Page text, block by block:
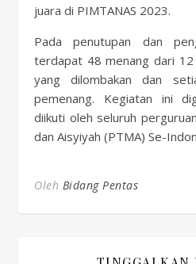
juara di PIMTANAS 2023.
Pada penutupan dan
terdapat 48 menang dari
yang dilombakan dan
pemenang. Kegiatan ini
diikuti oleh seluruh
dan Aisyiyah (PTMA) Se-
Oleh Bidang Pentas